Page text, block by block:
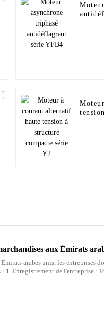
arabes unis, les entreprises
1. Enregistrement de l'entreprise :